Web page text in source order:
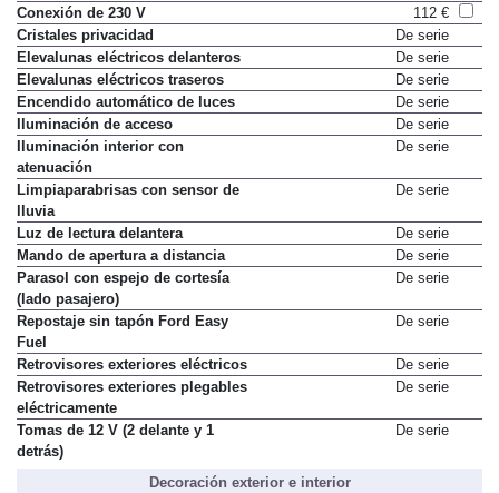
Conexión de 230 V
112 €
Cristales privacidad
De serie
Elevalunas eléctricos delanteros
De serie
Elevalunas eléctricos traseros
De serie
Encendido automático de luces
De serie
Iluminación de acceso
De serie
Iluminación interior con
atenuación
De serie
Limpiaparabrisas con sensor de
lluvia
De serie
Luz de lectura delantera
De serie
Mando de apertura a distancia
De serie
Parasol con espejo de cortesía
(lado pasajero)
De serie
Repostaje sin tapón Ford Easy
Fuel
De serie
Retrovisores exteriores eléctricos
De serie
Retrovisores exteriores plegables
eléctricamente
De serie
Tomas de 12 V (2 delante y 1
detrás)
De serie
Decoración exterior e interior